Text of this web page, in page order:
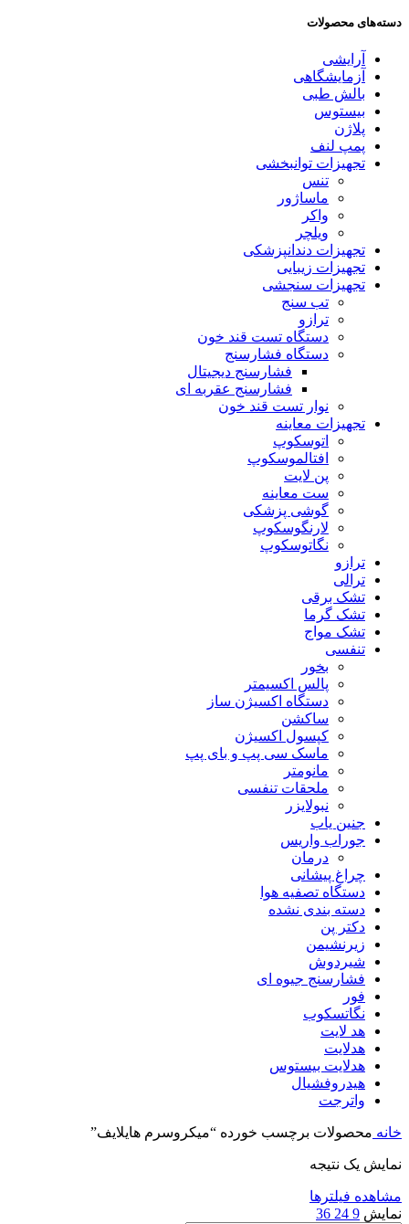
دسته‌های محصولات
آرایشی
آزمایشگاهی
بالش طبی
بیستوس
پلاژن
پمپ لنف
تجهیزات توانبخشی
تنس
ماساژور
واکر
ویلچر
تجهیزات دندانپزشکی
تجهیزات زیبایی
تجهیزات سنجشی
تب سنج
ترازو
دستگاه تست قند خون
دستگاه فشارسنج
فشارسنج دیجیتال
فشارسنج عقربه ای
نوار تست قند خون
تجهیزات معاینه
اتوسکوپ
افتالموسکوپ
پن لایت
ست معاینه
گوشی پزشکی
لارنگوسکوپ
نگاتوسکوپ
ترازو
ترالی
تشک برقی
تشک گرما
تشک مواج
تنفسی
بخور
پالس اکسیمتر
دستگاه اکسیژن ساز
ساکشن
کپسول اکسیژن
ماسک سی پپ و بای پپ
مانومتر
ملحقات تنفسی
نبولایزر
جنین یاب
جوراب واریس
درمان
چراغ پیشانی
دستگاه تصفیه هوا
دسته بندی نشده
دکتر پن
زیرنشیمن
شیردوش
فشارسنج جیوه ای
فور
نگاتسکوب
هد لایت
هدلایت
هدلایت بیستوس
هیدروفشیال
واترجت
خانه محصولات برچسب خورده “میکروسرم هایلایف”
نمایش یک نتیجه
مشاهده فیلترها
نمایش 9
24
36